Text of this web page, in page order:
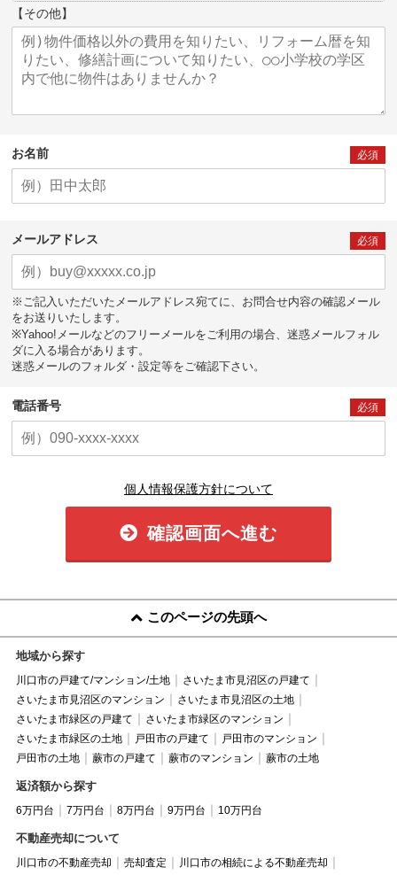
【その他】
お名前 必須
メールアドレス 必須
※ご記入いただいたメールアドレス宛てに、お問合せ内容の確認メール
をお送りいたします。
※Yahoo!メールなどのフリーメールをご利用の場合、迷惑メールフォル
ダに入る場合があります。
迷惑メールのフォルダ・設定等をご確認下さい。
電話番号 必須
個人情報保護方針について
確認画面へ進む
このページの先頭へ
地域から探す
川口市の戸建て/マンション/土地
さいたま市見沼区の戸建て
さいたま市見沼区のマンション
さいたま市見沼区の土地
さいたま市緑区の戸建て
さいたま市緑区のマンション
さいたま市緑区の土地
戸田市の戸建て
戸田市のマンション
戸田市の土地
蕨市の戸建て 蕨市のマンション 蕨市の土地
返済額から探す
6万円台 7万円台 8万円台 9万円台 10万円台
不動産売却について
川口市の不動産売却 売却査定
川口市の相続による不動産売却